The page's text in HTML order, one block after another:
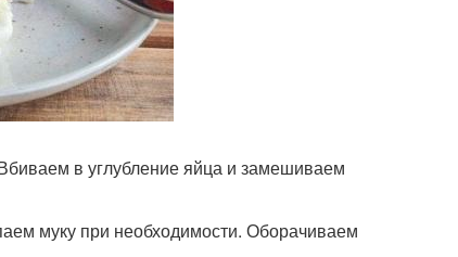
в углубление яйца и замешиваем
муку при необходимости. Оборачиваем